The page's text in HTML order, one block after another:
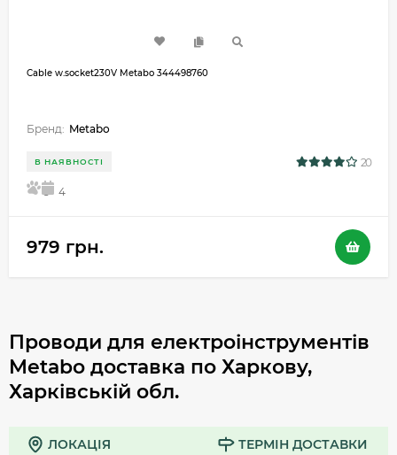
Cable w.socket230V Metabo 344498760
Бренд: Metabo
В НАЯВНОСТІ 20
5 4
979 грн.
Проводи для електроінструментів
Metabo доставка по Харкову,
Харківській обл.
ЛОКАЦІЯ ТЕРМІН ДОСТАВКИ